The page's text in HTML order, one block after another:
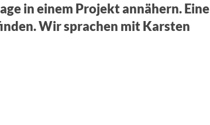
in einem Projekt annähern. Eine
Wir sprachen mit Karsten